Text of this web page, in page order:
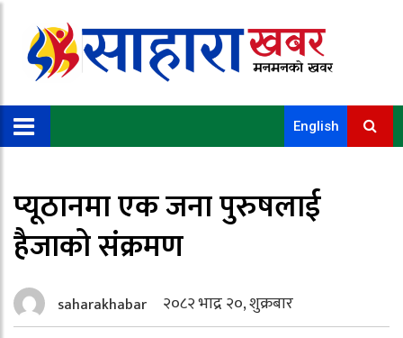
English
प्यूठानमा एक जना पुरुषलाई
हैजाको संक्रमण
saharakhabar २०८२ भाद्र २०, शुक्रबार